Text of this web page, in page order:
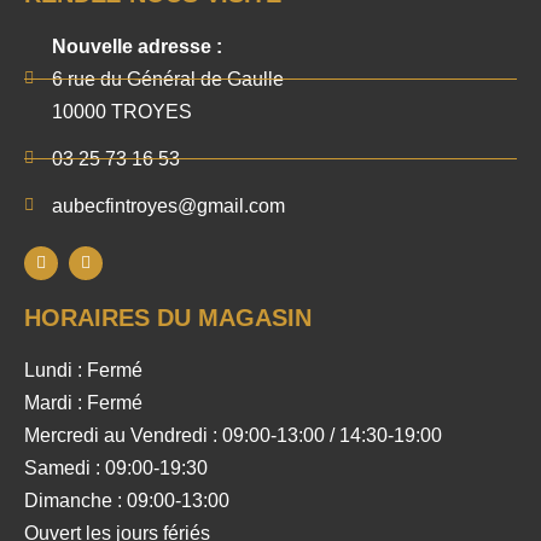
Nouvelle adresse :
6 rue du Général de Gaulle
10000 TROYES
03 25 73 16 53
aubecfintroyes@gmail.com
HORAIRES DU MAGASIN
Lundi : Fermé
Mardi : Fermé
Mercredi au Vendredi : 09:00-13:00 / 14:30-19:00
Samedi : 09:00-19:30
Dimanche : 09:00-13:00
Ouvert les jours fériés